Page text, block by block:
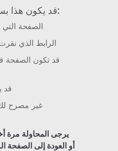
قد يكون هذا بسبب عدة أسباب:
الصفحة التي
الرابط الذي
قد تكون الصفحة
قد
غير مصرح
يرجى المحاولة مرة
أو العودة إلى الصفحة